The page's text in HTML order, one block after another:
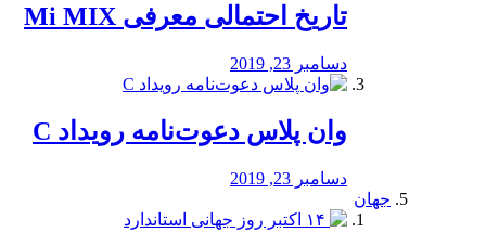
تاریخ احتمالی معرفی Mi MIX
دسامبر 23, 2019
وان پلاس دعوت‌نامه رویداد C
دسامبر 23, 2019
جهان